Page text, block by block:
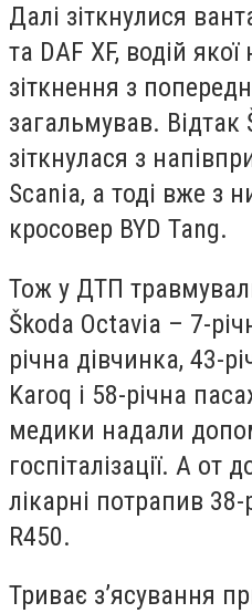
Далі зіткнулися
та DAF XF, водій
зіткнення з
загальмував. Відтак
зіткнулася з
Scania, а тоді вже з
кросовер BYD Tang.
Тож у ДТП
Škoda Octavia – 7-
річна дівчинка, 43-
Karoq і 58-річна
медики надали
госпіталізації. А от
лікарні потрапив
R450.
Триває з’ясування